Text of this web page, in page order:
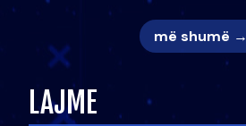
më shumë →
LAJME